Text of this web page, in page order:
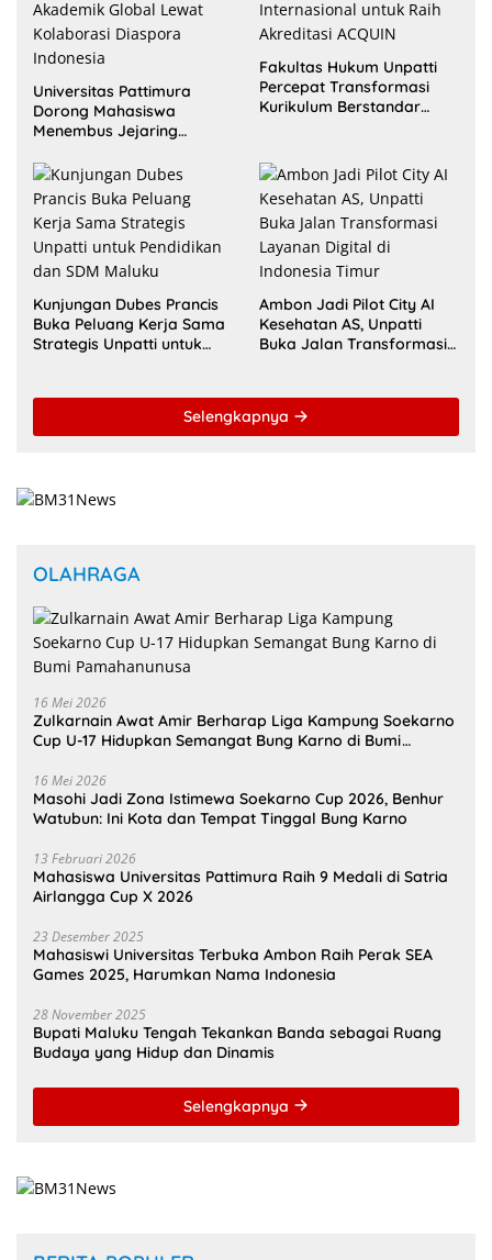
Universitas Pattimura
Dorong Mahasiswa
Menembus Jejaring
Kolaborasi Diaspora
Indonesia
Fakultas Hukum Unpatti
Percepat Transformasi
Kurikulum Berstandar
Kunjungan Dubes Prancis
Buka Peluang Kerja Sama
Strategis Unpatti untuk
Ambon Jadi Pilot City AI
Kesehatan AS, Unpatti
Buka Jalan Transformasi
Selengkapnya
OLAHRAGA
16 Mei 2026
Zulkarnain Awat Amir Berharap Liga Kampung Soekarno
Cup U-17 Hidupkan Semangat Bung Karno di Bumi
16 Mei 2026
Masohi Jadi Zona Istimewa Soekarno Cup 2026, Benhur
Watubun: Ini Kota dan Tempat Tinggal Bung Karno
13 Februari 2026
Mahasiswa Universitas Pattimura Raih 9 Medali di Satria
Airlangga Cup X 2026
23 Desember 2025
Mahasiswi Universitas Terbuka Ambon Raih Perak SEA
Games 2025, Harumkan Nama Indonesia
28 November 2025
Bupati Maluku Tengah Tekankan Banda sebagai Ruang
Budaya yang Hidup dan Dinamis
Selengkapnya